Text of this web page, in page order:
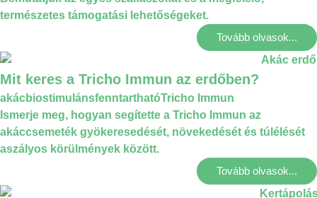
természetes támogatási lehetőségeket.
Tovább olvasok...
Mit keres a Tricho Immun az erdőben?
akácbiostimulánsfenntarthatóTricho Immun
Ismerje meg, hogyan segítette a Tricho Immun az
akáccsemeték gyökeresedését, növekedését és túlélését
aszályos körülmények között.
Tovább olvasok...